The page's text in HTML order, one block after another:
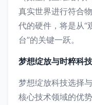
真实世界进行符合
代的硬件，将是从“
台”的关键一跃。
梦想绽放与时粹科
梦想绽放科技选择
核心技术领域的优